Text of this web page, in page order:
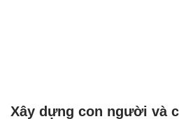
Xây dựng con người và